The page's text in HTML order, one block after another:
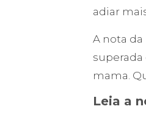
adiar
A nota
mama.
Leia a